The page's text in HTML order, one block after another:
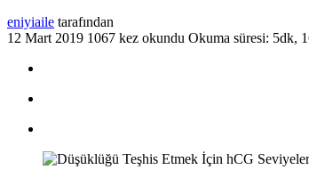
eniyiaile tarafından
12 Mart 2019 1067 kez okundu Okuma süresi: 5dk,